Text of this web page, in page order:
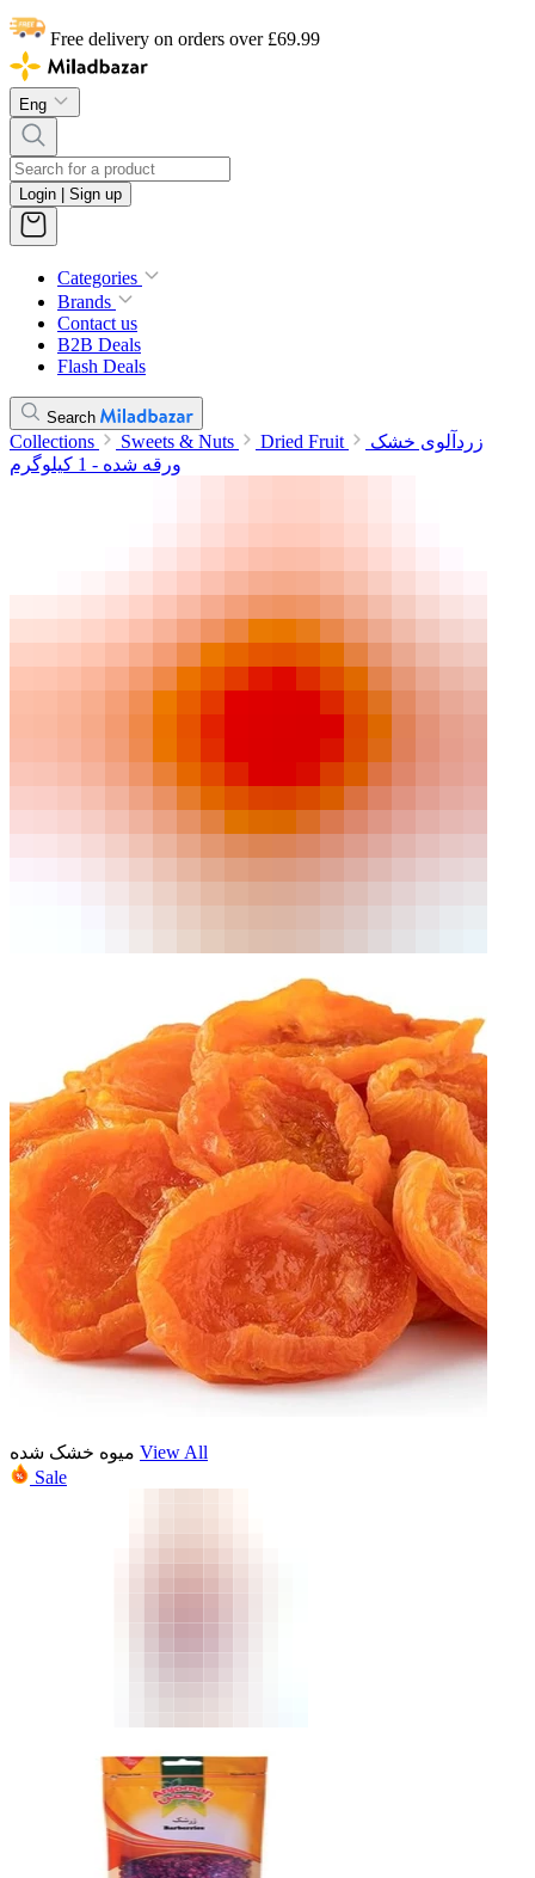
Free delivery on orders over £69.99
Eng
Login | Sign up
Categories
Brands
Contact us
B2B Deals
Flash Deals
Search
Collections Sweets & Nuts Dried Fruit
زردآلوی خشک
ورقه شده - 1 کیلوگرم
میوه خشک شده View All
Sale